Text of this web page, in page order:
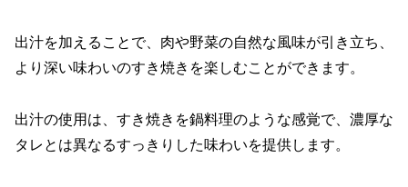
出汁を加えることで、肉や野菜の自然な風味が引き立ち、
より深い味わいのすき焼きを楽しむことができます。
出汁の使用は、すき焼きを鍋料理のような感覚で、濃厚な
タレとは異なるすっきりした味わいを提供します。